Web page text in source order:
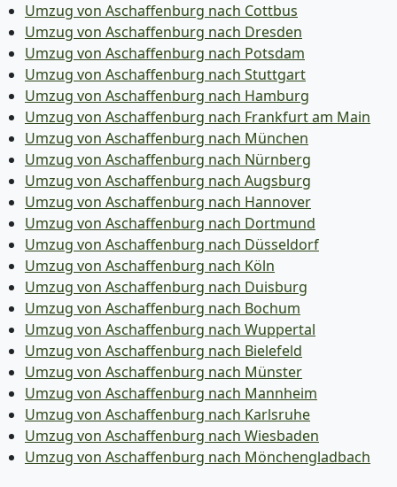
Umzug von Aschaffenburg nach Cottbus
Umzug von Aschaffenburg nach Dresden
Umzug von Aschaffenburg nach Potsdam
Umzug von Aschaffenburg nach Stuttgart
Umzug von Aschaffenburg nach Hamburg
Umzug von Aschaffenburg nach Frankfurt am Main
Umzug von Aschaffenburg nach München
Umzug von Aschaffenburg nach Nürnberg
Umzug von Aschaffenburg nach Augsburg
Umzug von Aschaffenburg nach Hannover
Umzug von Aschaffenburg nach Dortmund
Umzug von Aschaffenburg nach Düsseldorf
Umzug von Aschaffenburg nach Köln
Umzug von Aschaffenburg nach Duisburg
Umzug von Aschaffenburg nach Bochum
Umzug von Aschaffenburg nach Wuppertal
Umzug von Aschaffenburg nach Bielefeld
Umzug von Aschaffenburg nach Münster
Umzug von Aschaffenburg nach Mannheim
Umzug von Aschaffenburg nach Karlsruhe
Umzug von Aschaffenburg nach Wiesbaden
Umzug von Aschaffenburg nach Mönchen­gladbach